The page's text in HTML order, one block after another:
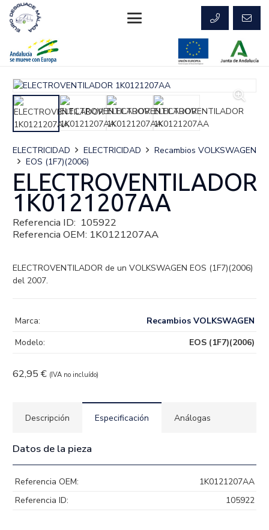
ELECTRICIDAD ELECTRICIDAD
Recambios VOLKSWAGEN
EOS (1F7)(2006)
ELECTROVENTILADOR
1K0121207AA
Referencia ID: 105922
Referencia OEM: 1K0121207AA
ELECTROVENTILADOR de un VOLKSWAGEN EOS (1F7)(2006)
del 2007.
62,95 € (IVA no incluído)
Marca:
Recambios VOLKSWAGEN
Modelo:
EOS (1F7)(2006)
Descripción Especificación Análogas
Datos de la pieza
Referencia OEM:
1K0121207AA
Referencia ID:
105922